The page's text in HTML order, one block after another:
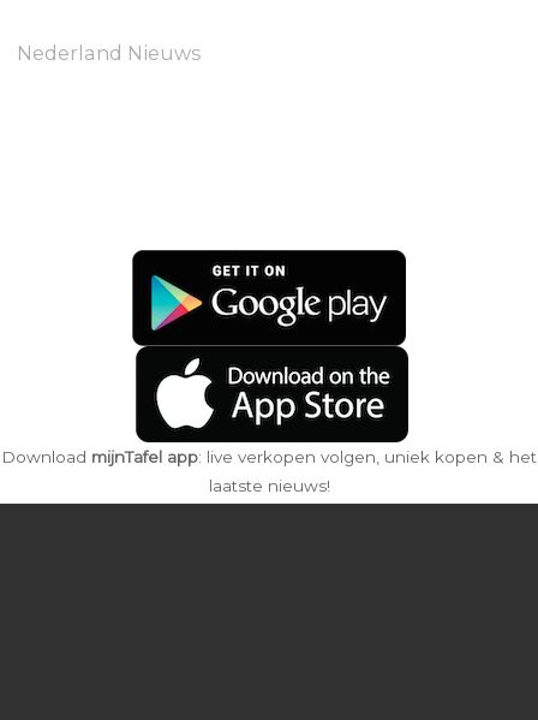
Nederland Nieuws
Download mijnTafel app: live verkopen volgen, uniek kopen & het
laatste nieuws!